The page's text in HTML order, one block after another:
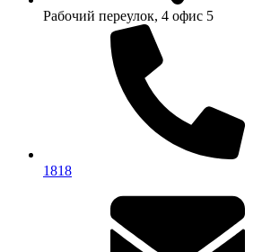
Рабочий переулок, 4 офис 5
1818